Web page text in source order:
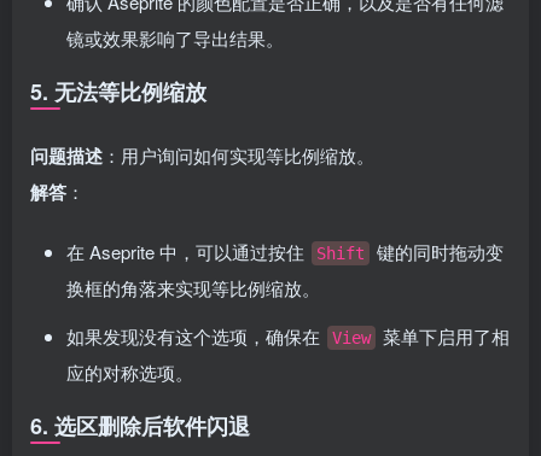
镜或效果影响了导出结果。
5. 无法等比例缩放
问题描述 ：用户询问如何实现等比例缩放。
解答 ：
在 Aseprite 中，可以通过按住 Shift
键的同时拖动变
换框的角落来实现等比例缩放。
如果发现没有这个选项，确保在
View
菜单下启用了相
应的对称选项。
6. 选区删除后软件闪退